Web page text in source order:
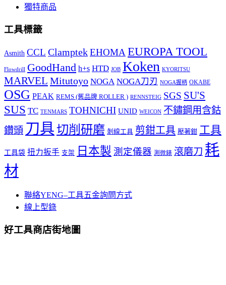
獨特商品
工具標籤
Asmith CCL ClamptekEHOMA EUROPA TOOL
Flowdrill GoodHand h+s HTD JOB Koken KYORITSU
MARVEL Mitutoyo NOGA NOGA刀刃 NOGA握柄 OKABE
OSG PEAK REMS (舊品牌 ROLLER ) RENNSTEIG SGS SU'S
SUS TC TENMARS TOHNICHI UNID WEICON 不鏽鋼用含鈷
鑽頭 刀具切削研磨 剝線工具 剪鉗工具 壓著鉗 工具
工具袋 扭力扳手 支架 日本製 測定儀器 測微錶 滾磨刀 耗
材
聯絡YENG–工具五金詢問方式
線上型錄
好工具商店街地圖